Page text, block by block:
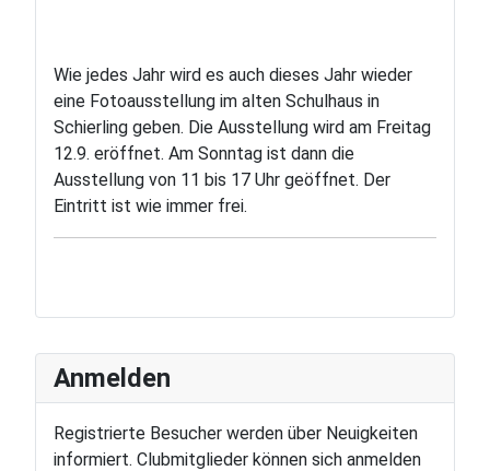
Anmelden
Registrierte Besucher werden über Neuigkeiten
informiert. Clubmitglieder können sich anmelden
Wie jedes Jahr wird es auch dieses Jahr wieder
eine Fotoausstellung im alten Schulhaus in
Schierling geben. Die Ausstellung wird am Freitag
12.9. eröffnet. Am Sonntag ist dann die
Ausstellung von 11 bis 17 Uhr geöffnet. Der
Eintritt ist wie immer frei.